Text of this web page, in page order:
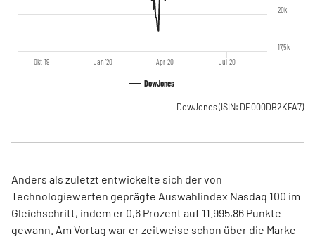
DowJones
Jan '20 Jul '20
Okt '19 Apr '20
17,5k
20k
DowJones(ISIN: DE000DB2KFA7)
Anders als zuletzt entwickelte sich der von
Technologiewerten geprägte Auswahlindex Nasdaq 100 im
Gleichschritt, indem er 0,6 Prozent auf 11.995,86 Punkte
gewann. Am Vortag war er zeitweise schon über die Marke